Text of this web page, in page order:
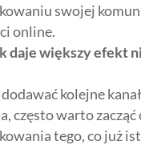
swojej
online.
daje większy efekt
kolejne
często warto zacząć
tego, co już